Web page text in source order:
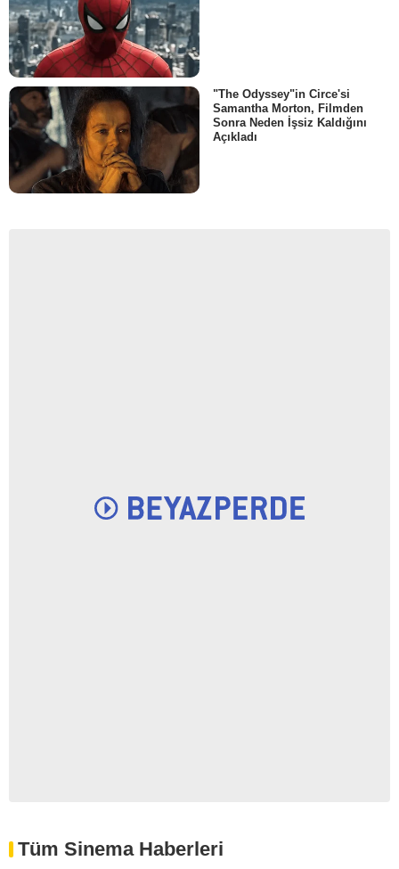
"The Odyssey"in Circe'si
Samantha Morton, Filmden
Sonra Neden İşsiz Kaldığını
Açıkladı
Tüm Sinema Haberleri